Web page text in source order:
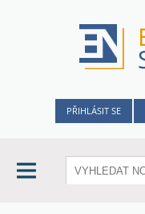
PŘIHLÁSIT SE